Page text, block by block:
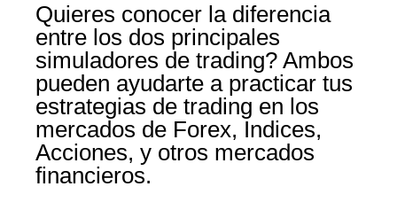
Quieres conocer la diferencia
entre los dos principales
simuladores de trading? Ambos
pueden ayudarte a practicar tus
estrategias de trading en los
mercados de Forex, Indices,
Acciones, y otros mercados
financieros.